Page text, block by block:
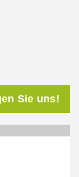
Sie uns!